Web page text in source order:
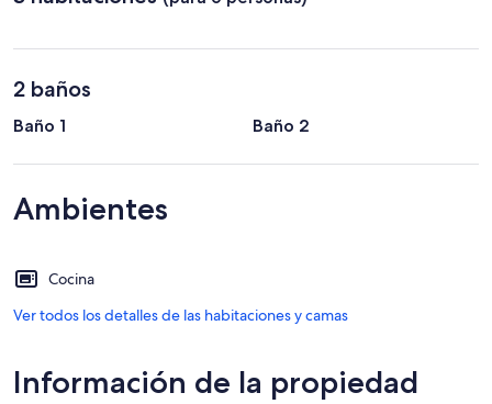
2 baños
Baño 1 Baño 2
Ambientes
Cocina
Ver todos los detalles de las habitaciones y camas
Información de la propiedad